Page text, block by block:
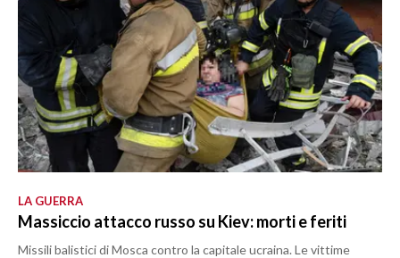
LA GUERRA
Massiccio attacco russo su Kiev: morti e feriti
Missili balistici di Mosca contro la capitale ucraina. Le vittime